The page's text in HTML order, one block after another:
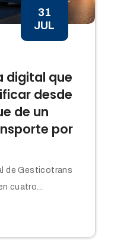
digital que
desde
de un
por
31
JUL
de Gesticotrans
cuatro...